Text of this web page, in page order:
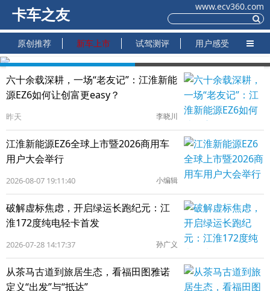
卡车之友
www.ecv360.com
原创推荐 新车上市 试驾测评 用户感受
六十余载深耕，一场“老友记”：江淮新能
源EZ6如何让创富更easy？
昨天 李晓川
江淮新能源EZ6全球上市暨2026商用车
用户大会举行
2026-08-07 19:11:40 小编辑
破解虚标焦虑，开启绿运长跑纪元：江
淮172度纯电轻卡首发
2026-07-28 14:17:37 孙广义
从茶马古道到旅居生态，看福田图雅诺
定义“出发”与“抵达”